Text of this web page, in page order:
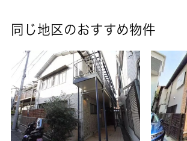
同じ地区のおすすめ物件